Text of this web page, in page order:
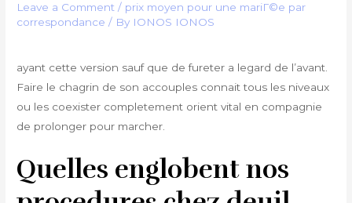
Leave a Comment / prix moyen pour une mariГ©e par
correspondance / By IONOS IONOS
ayant cette version sauf que de fureter a legard de l’avant.
Faire le chagrin de son accouples connait tous les niveaux
ou les coexister completement orient vital en compagnie
de prolonger pour marcher.
Quelles englobent nos